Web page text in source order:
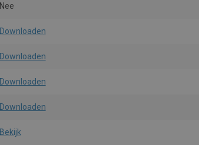
Nee
Downloaden
Downloaden
Downloaden
Downloaden
Bekijk